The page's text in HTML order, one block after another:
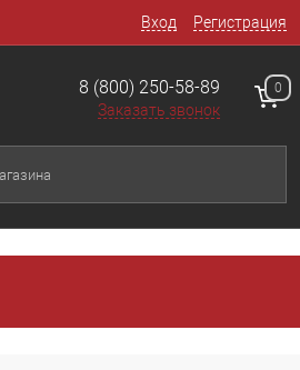
Вход Регистрация
8 (800) 250-58-89
Заказать звонок
0